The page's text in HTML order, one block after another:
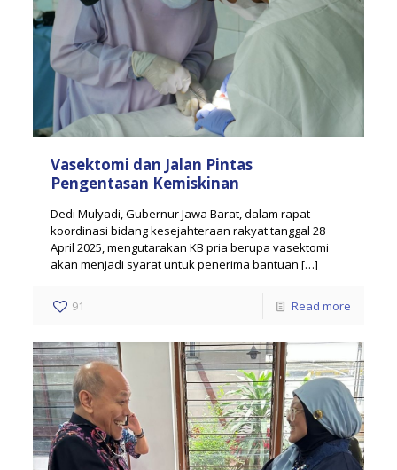
Vasektomi dan Jalan Pintas
Pengentasan Kemiskinan
Dedi Mulyadi, Gubernur Jawa Barat, dalam rapat
koordinasi bidang kesejahteraan rakyat tanggal 28
April 2025, mengutarakan KB pria berupa vasektomi
akan menjadi syarat untuk penerima bantuan […]
91 Read more